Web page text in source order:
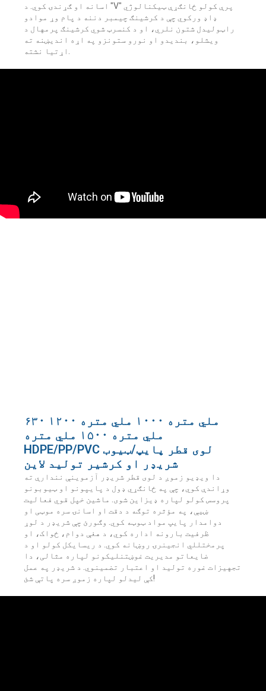
اسانه او ګړندۍ کوي. د "V" پرې کولو ځانګړې ټیکنالوژي
ډاډ ورکوي چې د کرشینګ چیمبر دننه د پام وړ موادو
راټولیدل شتون نلري، او د کنسرټ شوي کرشینګ پرمهال د
ویشلو، بندیدو او نورو ستونزو په اړه اندیښنه ته
۶۳۰ ملي متره ۱۰۰۰ ملي متره ۱۲۰۰
ملي متره ۱۵۰۰ ملي متره
HDPE/PP/PVC لوی قطر پایپ/ټیوب
شریډر او کرشیر تولید لاین
دا ویډیو زموږ د لوی قطر شریډر آزموینې نندارې ته
وړاندې کوي، چې په ځانګړي ډول د پایپونو او ټیوبونو
پروسس کولو لپاره ډیزاین شوی. ماشین خپل قوي فعالیت
ښیې، په مؤثره توګه د دقت او اسانۍ سره موټی او
دوامدار پایپ مواد ټوټه کوي. وګورئ چې شریډر د لوړ
ظرفیت بارونه اداره کوي، د هغې دوام، ځواک، او
پرمختللي انجینرۍ روښانه کوي. د ریسایکل کولو او د
ضایعاتو مدیریت غوښتنلیکونو لپاره مثالی، دا
تجهیزات غوره تولید او اعتبار تضمینوي. د شریډر په عمل
کې لیدلو لپاره زموږ سره پاتې شئ!